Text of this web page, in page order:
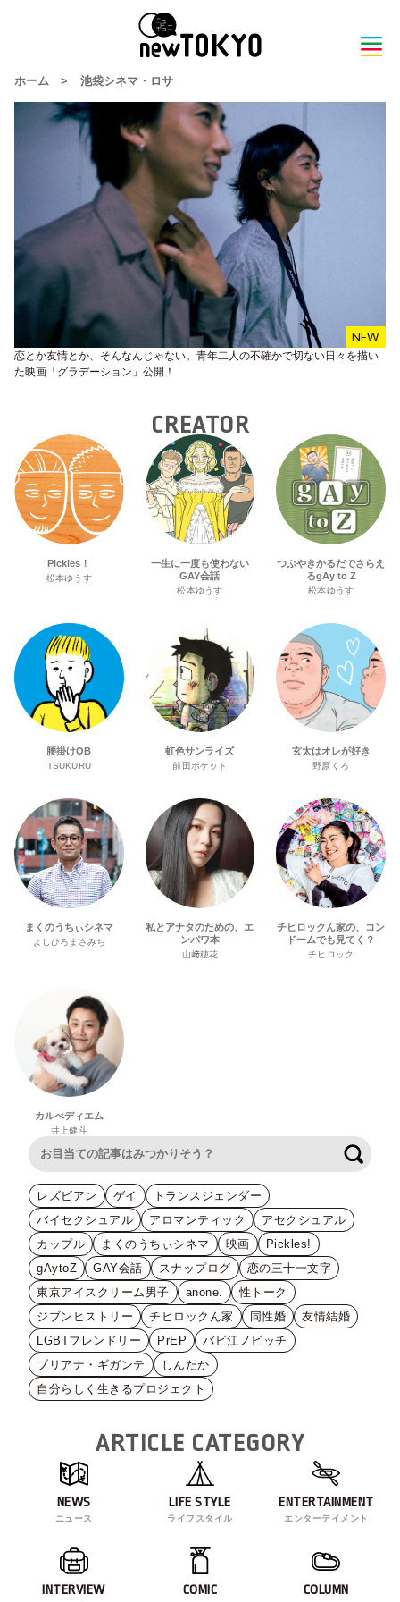
ホーム > 池袋シネマ・ロサ
恋とか友情とか、そんなんじゃない。青年二人の不確かで切ない日々を描い
た映画「グラデーション」公開！
CREATOR
Pickles！
松本ゆうす
一生に一度も使わない
GAY会話
松本ゆうす
つぶやきかるだでさらえ
るgAy to Z
松本ゆうす
腰掛けOB
TSUKURU
虹色サンライズ
前田ポケット
玄太はオレが好き
野原くろ
まくのうちぃシネマ
よしひろまさみち
私とアナタのための、エ
ンパワ本
山﨑穂花
チヒロックん家の、コン
ドームでも見てく？
チヒロック
カルぺディエム
井上健斗
レズビアン ゲイ
トランスジェンダー
バイセクシュアル
アロマンティック
アセクシュアル
カップル
まくのうちぃシネマ 映画
Pickles!
gAytoZ
GAY会話 スナップログ
恋の三十一文字
東京アイスクリーム男子
anone.
性トーク
ジブンヒストリー
チヒロックん家 同性婚
友情結婚
LGBTフレンドリー
PrEP
バビ江ノビッチ
ブリアナ・ギガンテ
しんたか
自分らしく生きるプロジェクト
ARTICLE CATEGORY
NEWS
ニュース
LIFE STYLE
ライフスタイル
ENTERTAINMENT
エンターテイメント
INTERVIEW COMIC COLUMN